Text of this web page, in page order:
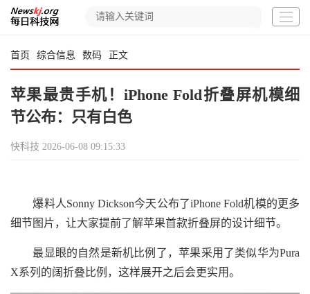
首页 综合信息 数码 正文
苹果最贵手机！iPhone Fold折叠屏机模细
节公布：只有白色
快科技 2026-06-08 09:15:33
爆料人Sonny Dickson今天公布了iPhone Fold机模的更多
细节图片，让大家提前了解苹果首款折叠屏的设计细节。
最显眼的自然是新机比例了，苹果采用了类似华为Pura
X系列的阔折叠比例，这样展开之后会更实用。